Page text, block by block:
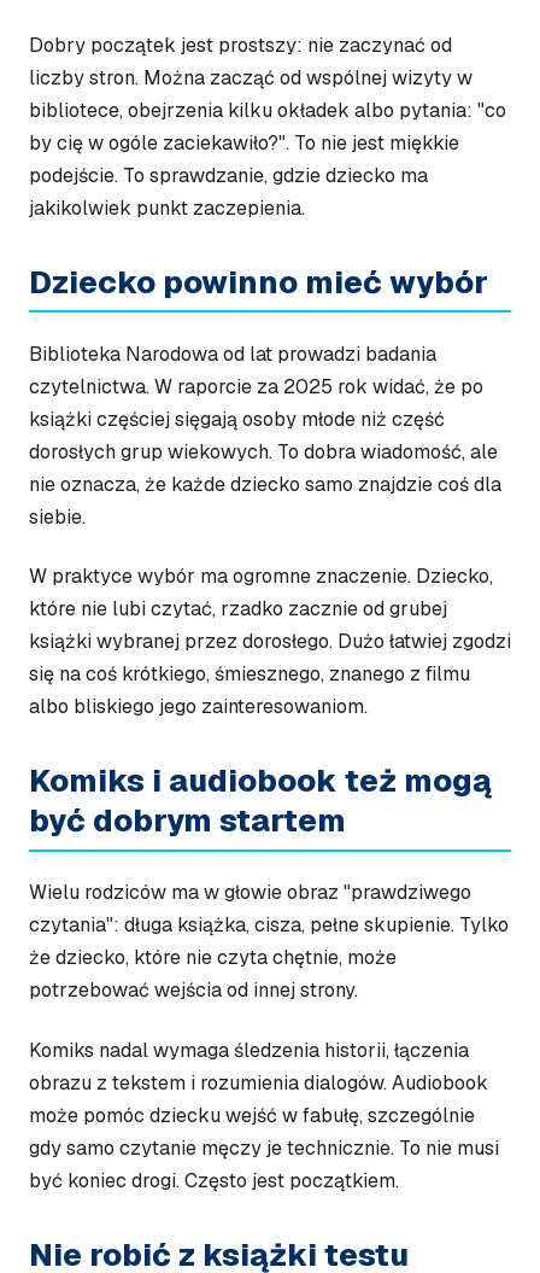
Dobry początek jest prostszy: nie zaczynać od
liczby stron. Można zacząć od wspólnej wizyty w
bibliotece, obejrzenia kilku okładek albo pytania: "co
by cię w ogóle zaciekawiło?". To nie jest miękkie
podejście. To sprawdzanie, gdzie dziecko ma
jakikolwiek punkt zaczepienia.
Dziecko powinno mieć wybór
Biblioteka Narodowa od lat prowadzi badania
czytelnictwa. W raporcie za 2025 rok widać, że po
książki częściej sięgają osoby młode niż część
dorosłych grup wiekowych. To dobra wiadomość, ale
nie oznacza, że każde dziecko samo znajdzie coś dla
siebie.
W praktyce wybór ma ogromne znaczenie. Dziecko,
które nie lubi czytać, rzadko zacznie od grubej
książki wybranej przez dorosłego. Dużo łatwiej zgodzi
się na coś krótkiego, śmiesznego, znanego z filmu
albo bliskiego jego zainteresowaniom.
Komiks i audiobook też mogą
być dobrym startem
Wielu rodziców ma w głowie obraz "prawdziwego
czytania": długa książka, cisza, pełne skupienie. Tylko
że dziecko, które nie czyta chętnie, może
potrzebować wejścia od innej strony.
Komiks nadal wymaga śledzenia historii, łączenia
obrazu z tekstem i rozumienia dialogów. Audiobook
może pomóc dziecku wejść w fabułę, szczególnie
gdy samo czytanie męczy je technicznie. To nie musi
być koniec drogi. Często jest początkiem.
Nie robić z książki testu